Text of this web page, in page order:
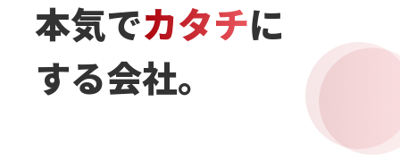
本気でカタチに
する会社。